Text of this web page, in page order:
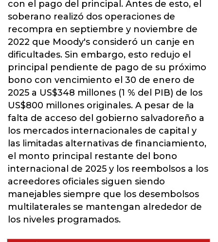
con el pago del principal. Antes de esto, el
soberano realizó dos operaciones de
recompra en septiembre y noviembre de
2022 que Moody's consideró un canje en
dificultades. Sin embargo, esto redujo el
principal pendiente de pago de su próximo
bono con vencimiento el 30 de enero de
2025 a US$348 millones (1 % del PIB) de los
US$800 millones originales. A pesar de la
falta de acceso del gobierno salvadoreño a
los mercados internacionales de capital y
las limitadas alternativas de financiamiento,
el monto principal restante del bono
internacional de 2025 y los reembolsos a los
acreedores oficiales siguen siendo
manejables siempre que los desembolsos
multilaterales se mantengan alrededor de
los niveles programados.